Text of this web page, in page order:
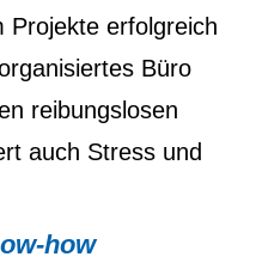
Projekte erfolgreich
Büro
reibungslosen
auch Stress und
how